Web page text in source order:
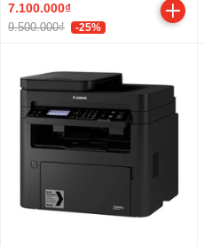
7.100.000₫
9.500.000₫ -25%